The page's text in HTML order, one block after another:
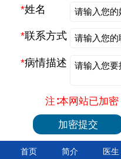
*姓名
*联系方式
*病情描述
注∶本网站已加密
首页 简介 医生